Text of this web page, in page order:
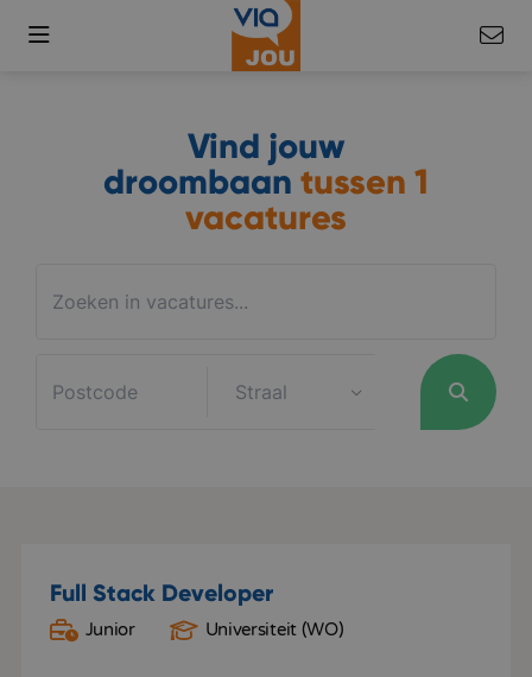
Vind jouw
droombaan tussen 1
vacatures
Full Stack Developer
Junior
Universiteit (WO)